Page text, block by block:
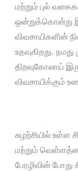
மற்றும் புல்
ஒன்றுக்கொன்று
விவசாயிகளின்
உதவுகிறது.
திறவுகோலாய்
விவசாயிக்கும்
சுழற்சியில் உள்ள
மற்றும்
பேரழிவின் போது